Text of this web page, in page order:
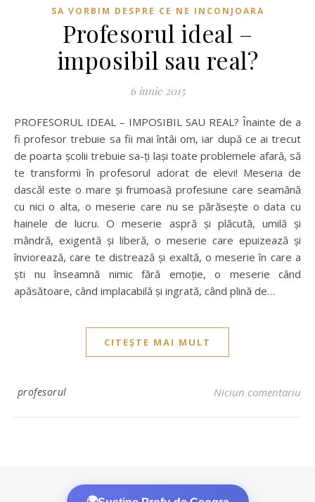
SA VORBIM DESPRE CE NE INCONJOARA
Profesorul ideal –
imposibil sau real?
6 iunie 2015
PROFESORUL IDEAL – IMPOSIBIL SAU REAL? Înainte de a
fi profesor trebuie sa fii mai întâi om, iar după ce ai trecut
de poarta școlii trebuie sa-ți lași toate problemele afară, să
te transformi în profesorul adorat de elevi! Meseria de
dascăl este o mare şi frumoasă profesiune care seamănă
cu nici o alta, o meserie care nu se părăseşte o data cu
hainele de lucru. O meserie aspră şi plăcută, umilă şi
mândră, exigentă şi liberă, o meserie care epuizează şi
înviorează, care te distrează şi exaltă, o meserie în care a
şti nu înseamnă nimic fără emoţie, o meserie când
apăsătoare, când implacabilă şi ingrată, când plină de…
CITEȘTE MAI MULT
profesorul Niciun comentariu